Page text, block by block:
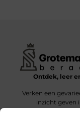
Ontdek, leer
Verken een
inzicht geven